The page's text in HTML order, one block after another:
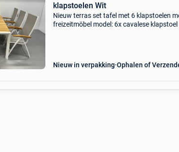
klapstoelen Wit
Nieuw terras set tafel met 6 klapstoelen
freizeitmöbel model: 6x cavalese klapstoel
Nieuw in verpakking Ophalen of